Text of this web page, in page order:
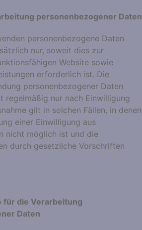
personenbezogener Daten
personenbezogene Daten
nur, soweit dies zur
Website sowie
erforderlich ist. Die
personenbezogener Daten
regelmäßig nur nach Einwilligung
gilt in solchen Fällen, in denen
einer Einwilligung aus
nicht möglich ist und die
durch gesetzliche Vorschriften
für die Verarbeitung
Daten